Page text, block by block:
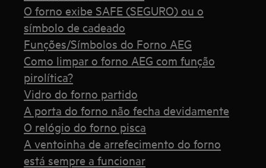
O forno exibe SAFE (SEGURO) ou o
símbolo de cadeado
Funções/Símbolos do Forno AEG
Como limpar o forno AEG com função
pirolítica?
Vidro do forno partido
A porta do forno não fecha devidamente
O relógio do forno pisca
A ventoinha de arrefecimento do forno
está sempre a funcionar